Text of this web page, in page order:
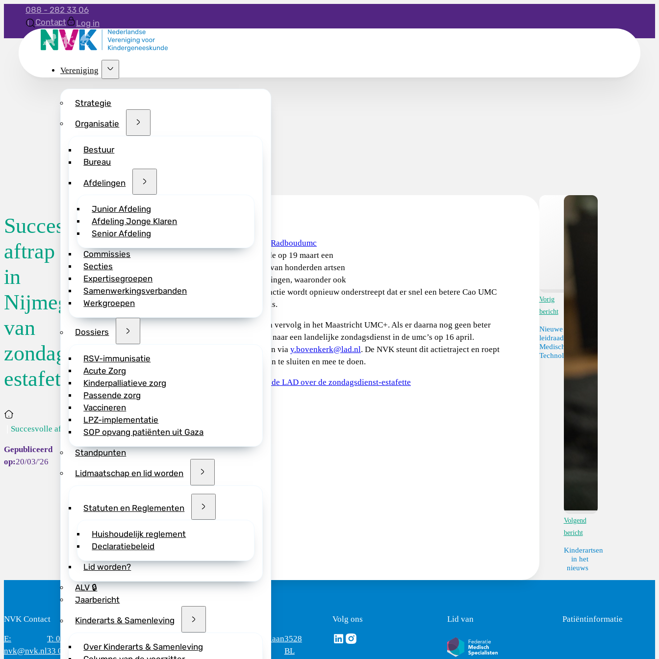
088 - 282 33 06
Contact
Log in
Vereniging
Strategie
Organisatie
Bestuur
Bureau
Afdelingen
Junior Afdeling
Afdeling Jonge Klaren
Senior Afdeling
Commissies
Secties
Expertisegroepen
Samenwerkingsverbanden
Werkgroepen
Dossiers
RSV-immunisatie
Acute Zorg
Kinderpalliatieve zorg
Passende zorg
Vaccineren
LPZ-implementatie
SOP opvang patiënten uit Gaza
Standpunten
Lidmaatschap en lid worden
Statuten en Reglementen
Huishoudelijk reglement
Declaratiebeleid
Lid worden?
ALV 🔒
Jaarbericht
Kinderarts & Samenleving
Over Kinderarts & Samenleving
Succesvolle
aftrap
in
Nijmegen
van
zondagsdienst-
estafette
Home
Succesvolle aft...
20/03/'26
zondagsdienst-estafette in het Radboudumc
(Nijmegen) van LAD en FBZ kende op 19 maart een
succesvolle aftrap, met deelname van honderden artsen
en zorgprofessionals van 23 afdelingen, waaronder ook
meerdere kinderartsen. Met deze actie wordt opnieuw onderstreept dat er snel een betere Cao UMC
voor álle umc-werknemers nodig is.
De estafette krijgt op 26 maart een vervolg in het Maastricht UMC+. Als er daarna nog geen beter
voorstel komt, wordt opgeschaald naar een landelijke zondagsdienst in de umc’s op 16 april.
Aanmelden voor de actiedagen kan via y.bovenkerk@lad.nl. De NVK steunt dit actietraject en roept
NVK-leden in de umc’s op zich aan te sluiten en mee te doen.
>> Lees het volledige bericht van de LAD over de zondagsdienst-estafette
Vorig
bericht
Nieuwe
leidraad:
Medische
Technologie
Volgend
bericht
Kinderartsen
in het
nieuws
NVK Contact
E:
nvk@nvk.nl
T: 088 - 282
33 06
(werkdagen)
Mercatorlaan3528
BL
Volg ons
Volg ons via Linkedin
Volg ons via Instagram
Lid van Patiëntinformatie